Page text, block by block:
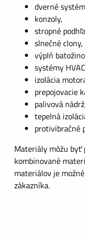
dverné
konzoly,
stropné
slnečné clony,
výplň
systémy
izolácia
prepojovacie
palivová
tepelná
protivibračné
Materiály môžu byť
kombinované
materiálov je
zákazníka.